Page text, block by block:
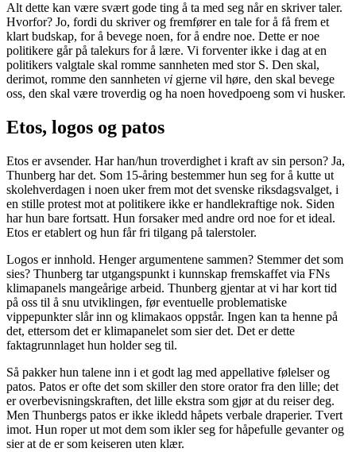
Alt dette kan være svært gode ting å ta med seg når en skriver taler.
Hvorfor? Jo, fordi du skriver og fremfører en tale for å få frem et
klart budskap, for å bevege noen, for å endre noe. Dette er noe
politikere går på talekurs for å lære. Vi forventer ikke i dag at en
politikers valgtale skal romme sannheten med stor S. Den skal,
derimot, romme den sannheten vi gjerne vil høre, den skal bevege
oss, den skal være troverdig og ha noen hovedpoeng som vi husker.
Etos, logos og patos
Etos er avsender. Har han/hun troverdighet i kraft av sin person? Ja,
Thunberg har det. Som 15-åring bestemmer hun seg for å kutte ut
skolehverdagen i noen uker frem mot det svenske riksdagsvalget, i
en stille protest mot at politikere ikke er handlekraftige nok. Siden
har hun bare fortsatt. Hun forsaker med andre ord noe for et ideal.
Etos er etablert og hun får fri tilgang på talerstoler.
Logos er innhold. Henger argumentene sammen? Stemmer det som
sies? Thunberg tar utgangspunkt i kunnskap fremskaffet via FNs
klimapanels mangeårige arbeid. Thunberg gjentar at vi har kort tid
på oss til å snu utviklingen, før eventuelle problematiske
vippepunkter slår inn og klimakaos oppstår. Ingen kan ta henne på
det, ettersom det er klimapanelet som sier det. Det er dette
faktagrunnlaget hun holder seg til.
Så pakker hun talene inn i et godt lag med appellative følelser og
patos. Patos er ofte det som skiller den store orator fra den lille; det
er overbevisningskraften, det lille ekstra som gjør at du reiser deg.
Men Thunbergs patos er ikke ikledd håpets verbale draperier. Tvert
imot. Hun roper ut mot dem som ikler seg for håpefulle gevanter og
sier at de er som keiseren uten klær.